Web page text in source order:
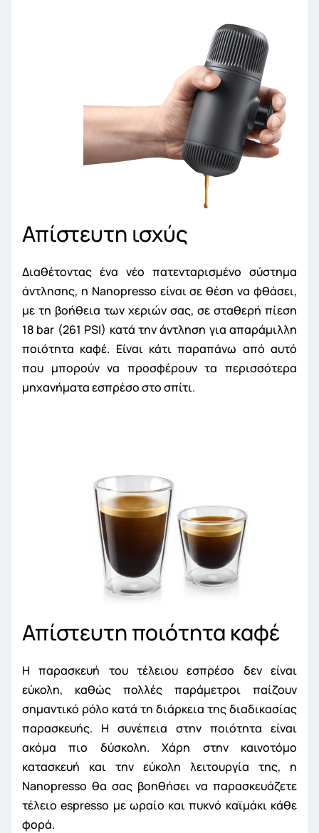
Απίστευτη ισχύς
Διαθέτοντας ένα νέο πατενταρισμένο σύστημα
άντλησης, η Nanopresso είναι σε θέση να φθάσει,
με τη βοήθεια των χεριών σας, σε σταθερή πίεση
18 bar (261 PSI) κατά την άντληση για απαράμιλλη
ποιότητα καφέ. Είναι κάτι παραπάνω από αυτό
που μπορούν να προσφέρουν τα περισσότερα
μηχανήματα εσπρέσο στο σπίτι.
Απίστευτη ποιότητα καφέ
Η παρασκευή του τέλειου εσπρέσο δεν είναι
εύκολη, καθώς πολλές παράμετροι παίζουν
σημαντικό ρόλο κατά τη διάρκεια της διαδικασίας
παρασκευής. Η συνέπεια στην ποιότητα είναι
ακόμα πιο δύσκολη. Χάρη στην καινοτόμο
κατασκευή και την εύκολη λειτουργία της, η
Nanopresso θα σας βοηθήσει να παρασκευάζετε
τέλειο espresso με ωραίο και πυκνό καϊμάκι κάθε
φορά.